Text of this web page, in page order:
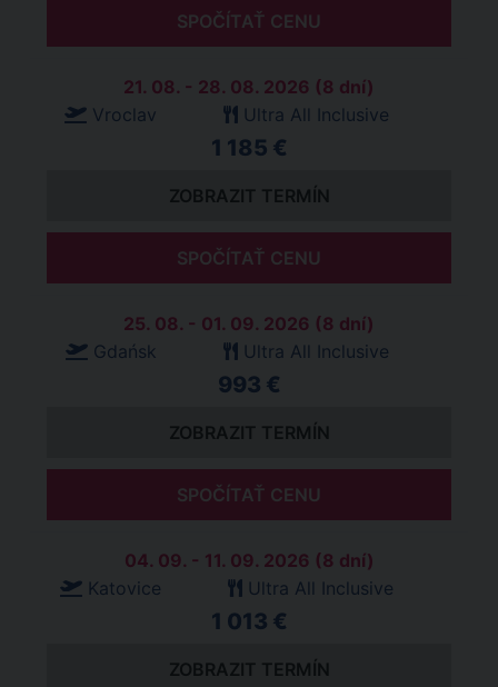
SPOČÍTAŤ CENU
21. 08. - 28. 08. 2026 (8 dní)
Vroclav
Ultra All Inclusive
1 185 €
ZOBRAZIT TERMÍN
SPOČÍTAŤ CENU
25. 08. - 01. 09. 2026 (8 dní)
Gdańsk
Ultra All Inclusive
993 €
ZOBRAZIT TERMÍN
SPOČÍTAŤ CENU
04. 09. - 11. 09. 2026 (8 dní)
Katovice
Ultra All Inclusive
1 013 €
ZOBRAZIT TERMÍN